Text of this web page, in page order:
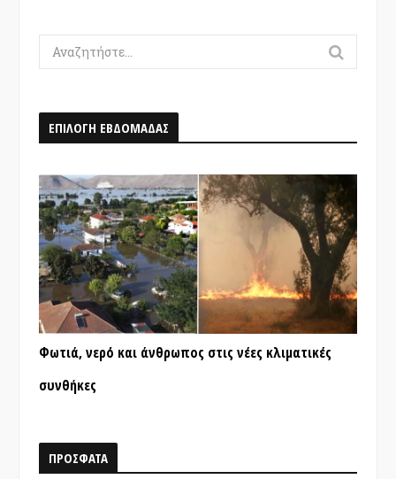
Search
for:
ΕΠΙΛΟΓΗ ΕΒΔΟΜΑΔΑΣ
Φωτιά, νερό και άνθρωπος στις νέες κλιματικές
συνθήκες
ΠΡΟΣΦΑΤΑ